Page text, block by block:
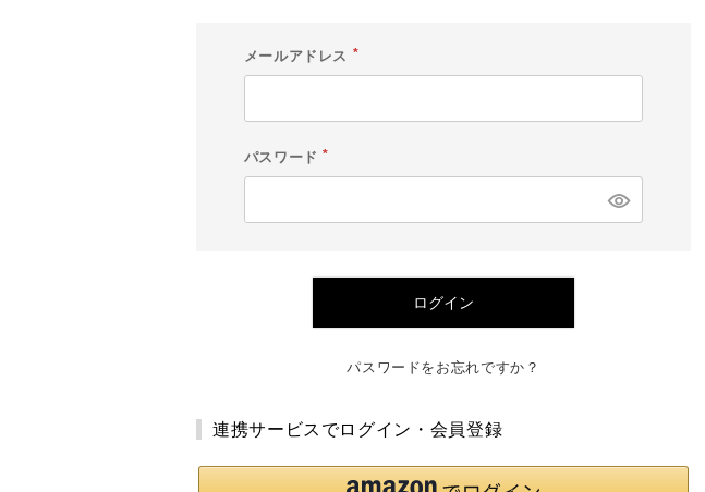
メールアドレス
パスワード
ログイン
パスワードをお忘れですか？
連携サービスでログイン・会員登録